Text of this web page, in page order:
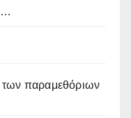
των παραμεθόριων